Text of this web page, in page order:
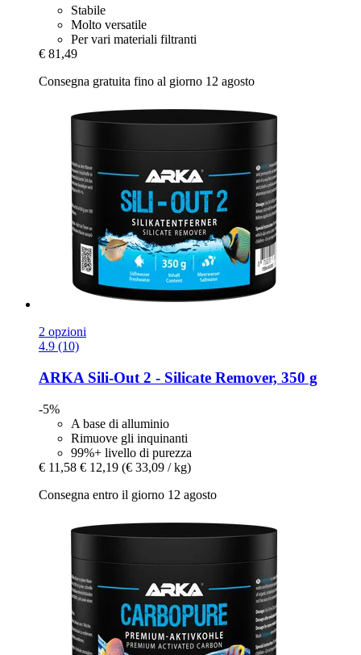
Stabile
Molto versatile
Per vari materiali filtranti
€ 81,49
Consegna gratuita fino al giorno 12 agosto
2 opzioni
4.9 (10)
ARKA Sili-​Out 2 -​ Silicate Remover, 350 g
-5%
A base di alluminio
Rimuove gli inquinanti
99%+ livello di purezza
€ 11,58 € 12,19 (€ 33,09 / kg)
Consegna entro il giorno 12 agosto